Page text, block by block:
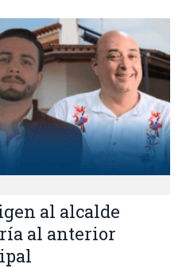
al alcalde
al anterior